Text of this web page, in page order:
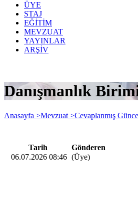
ÜYE
STAJ
EĞİTİM
MEVZUAT
YAYINLAR
ARŞİV
Danışmanlık
Anasayfa >Mevzuat >Cevaplanmış
Tarih
Gönderen
06.07.2026 08:46 (Üye)